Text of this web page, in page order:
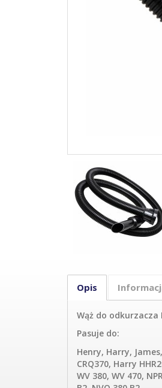
Opis
Wąż do odkurzacza
Pasuje do:
Henry, Harry,
CRQ370, Harry
WV 380, WV 470,